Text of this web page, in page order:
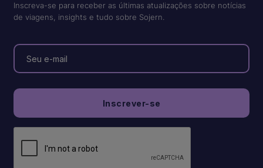
Inscreva-se para receber as últimas atualizações sobre notícias
de viagens, insights e tudo sobre Sojern.